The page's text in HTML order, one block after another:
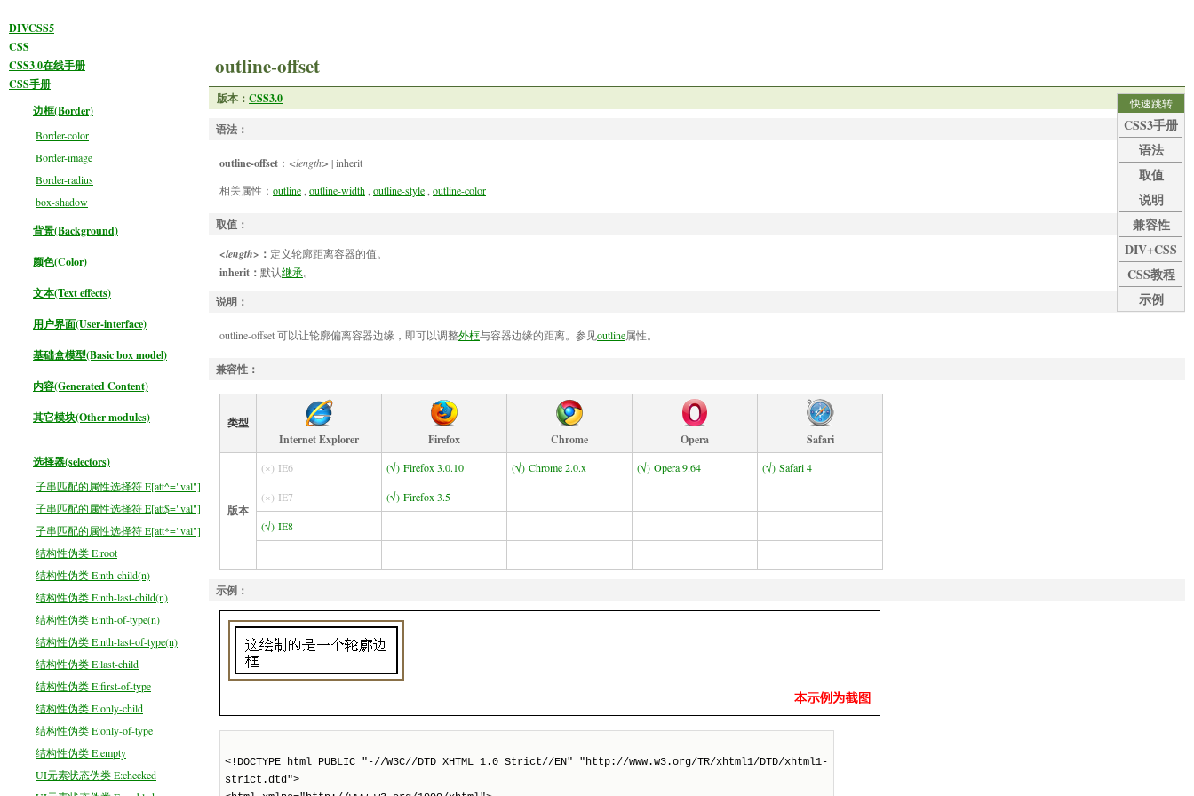
DIVCSS5
CSS
CSS3.0在线手册
CSS手册
边框(Border)
Border-color
Border-image
Border-radius
box-shadow
背景(Background)
颜色(Color)
文本(Text effects)
用户界面(User-interface)
基础盒模型(Basic box model)
内容(Generated Content)
其它模块(Other modules)
选择器(selectors)
子串匹配的属性选择符 E[att^="val"]
子串匹配的属性选择符 E[att$="val"]
子串匹配的属性选择符 E[att*="val"]
结构性伪类 E:root
结构性伪类 E:nth-child(n)
结构性伪类 E:nth-last-child(n)
结构性伪类 E:nth-of-type(n)
结构性伪类 E:nth-last-of-type(n)
结构性伪类 E:last-child
结构性伪类 E:first-of-type
结构性伪类 E:only-child
结构性伪类 E:only-of-type
结构性伪类 E:empty
UI元素状态伪类 E:checked
outline-offset
版本： CSS3.0
语法：
outline-offset ： <length> |inherit
相关属性： outline outline-width outline-style outline-color
取值：
<length> ： 定义轮廓距离容器的值。
inherit： 默认继承。
说明：
outline-offset 可以让轮廓偏离容器边缘，即可以调整外框与容器边缘的距离。参见outline属性。
兼容性：
类型
Internet Explorer
Firefox Chrome Opera Safari
版本
(×) IE6 (√) Firefox 3.0.10 (√) Chrome 2.0.x (√) Opera 9.64 (√) Safari 4
(×) IE7 (√) Firefox 3.5
(√) IE8
示例：
快速跳转
CSS3手册
语法
取值
说明
兼容性
DIV+CSS
CSS教程
示例